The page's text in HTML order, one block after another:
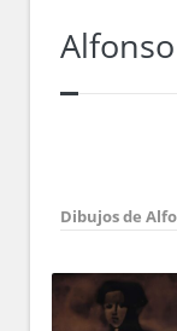
Dibujos de